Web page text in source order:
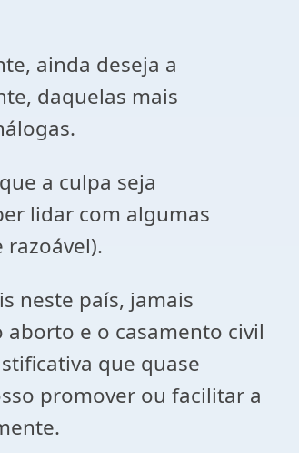
ainda deseja a
daquelas mais
a culpa seja
lidar com algumas
neste país, jamais
e o casamento civil
que quase
promover ou facilitar a